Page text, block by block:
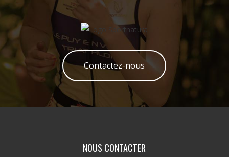
Contactez-nous
NOUS CONTACTER